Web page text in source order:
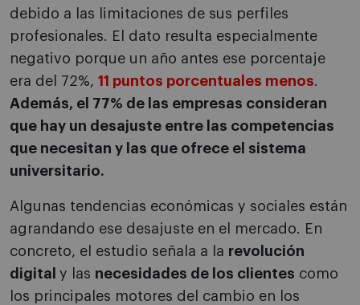
debido a las limitaciones de sus perfiles
profesionales. El dato resulta especialmente
negativo porque un año antes ese porcentaje
era del 72%, 11 puntos porcentuales menos.
Además, el 77% de las empresas consideran
que hay un desajuste entre las competencias
que necesitan y las que ofrece el sistema
universitario.
Algunas tendencias económicas y sociales están
agrandando ese desajuste en el mercado. En
concreto, el estudio señala a la revolución
digital y las necesidades de los clientes como
los principales motores del cambio en los